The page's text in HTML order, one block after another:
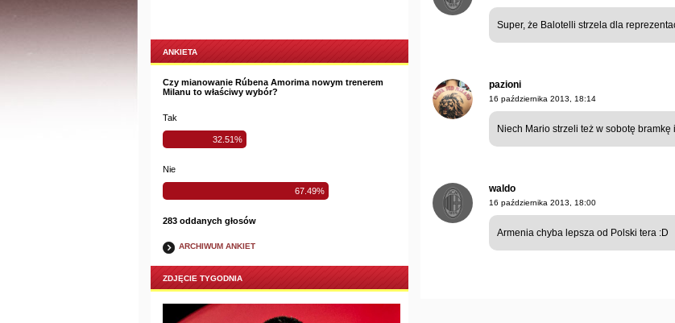
ANKIETA
Czy mianowanie Rúbena Amorima nowym trenerem
Milanu to właściwy wybór?
Tak
32.51%
Nie
67.49%
283 oddanych głosów
ARCHIWUM ANKIET
ZDJĘCIE TYGODNIA
Super, że Balotelli strzela dla
pazioni
16 października 2013, 18:14
Niech Mario strzeli też w sobotę bramkę
waldo
16 października 2013, 18:00
Armenia chyba lepsza od Polski tera :D